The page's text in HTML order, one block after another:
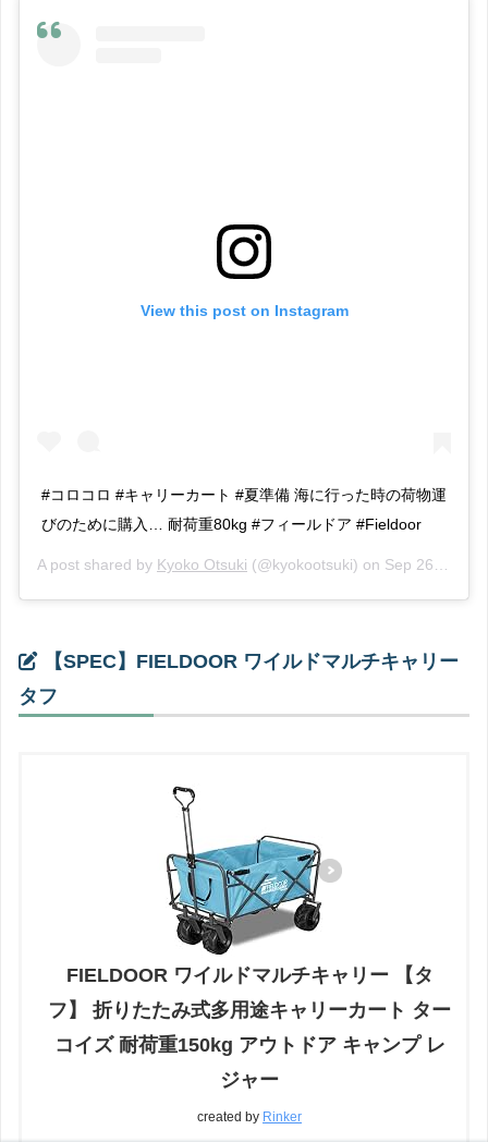
View this post on Instagram
#コロコロ #キャリーカート #夏準備 海に行った時の荷物運
びのために購入… 耐荷重80kg #フィールドア #Fieldoor
A post shared by Kyoko Otsuki (@kyokootsuki) on Sep 26, 2018 at 8:34am PDT
【SPEC】FIELDOOR ワイルドマルチキャリー
タフ
FIELDOOR ワイルドマルチキャリー 【タ
フ】 折りたたみ式多用途キャリーカート ター
コイズ 耐荷重150kg アウトドア キャンプ レ
ジャー
created by Rinker